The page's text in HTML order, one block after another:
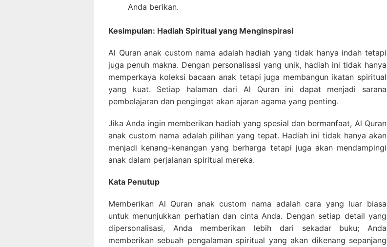
Anda berikan.
Kesimpulan: Hadiah Spiritual yang Menginspirasi
Al Quran anak custom nama adalah hadiah yang tidak hanya indah tetapi
juga penuh makna. Dengan personalisasi yang unik, hadiah ini tidak hanya
memperkaya koleksi bacaan anak tetapi juga membangun ikatan spiritual
yang kuat. Setiap halaman dari Al Quran ini dapat menjadi sarana
pembelajaran dan pengingat akan ajaran agama yang penting.
Jika Anda ingin memberikan hadiah yang spesial dan bermanfaat, Al Quran
anak custom nama adalah pilihan yang tepat. Hadiah ini tidak hanya akan
menjadi kenang-kenangan yang berharga tetapi juga akan mendampingi
anak dalam perjalanan spiritual mereka.
Kata Penutup
Memberikan Al Quran anak custom nama adalah cara yang luar biasa
untuk menunjukkan perhatian dan cinta Anda. Dengan setiap detail yang
dipersonalisasi, Anda memberikan lebih dari sekadar buku; Anda
memberikan sebuah pengalaman spiritual yang akan dikenang sepanjang